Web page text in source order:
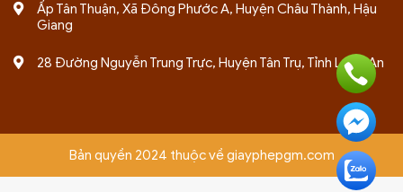
Ấp Tân Thuận, Xã Đông Phước A, Huyện Châu Thành, Hậu
Giang
28 Đường Nguyễn Trung Trực, Huyện Tân Trụ, Tỉnh Long An
Bản quyền 2024 thuộc về giayphepgm.com